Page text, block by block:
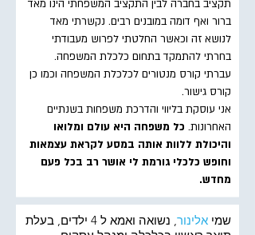
תקציב בחברה לבין התקציב המשפחתי הינו מאד
ברור ואף דומה במובנים רבים. נקשרתי מאד
לנושא זה וכאשר החלטתי לפרוש מעבודתי
בחרתי להתמקד בתחום כלכלת המשפחה.
עברתי קורס מנטורים לכלכלת המשפחה וכמו כן
קורס גישור.
אני עוסקת בליווי והדרכת משפחות בשנתיים
האחרונות. כל משפחה היא עולם ומלואו
והיכולת ללוות אותה במסע לקראת עצמאות
וחופש כלכלי גורמת לי אושר רב בכל פעם
מחדש.
שמי אלינור
, נשואה ואמא ל 4 ילדים, בעלת